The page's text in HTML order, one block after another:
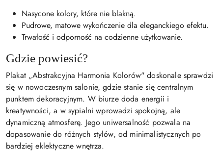
Nasycone kolory, które nie blakną.
Pudrowe, matowe wykończenie dla eleganckiego efektu.
Trwałość i odporność na codzienne użytkowanie.
Gdzie powiesić?
Plakat „Abstrakcyjna Harmonia Kolorów" doskonale sprawdzi
się w nowoczesnym salonie, gdzie stanie się centralnym
punktem dekoracyjnym. W biurze doda energii i
kreatywności, a w sypialni wprowadzi spokojną, ale
dynamiczną atmosferę. Jego uniwersalność pozwala na
dopasowanie do różnych stylów, od minimalistycznych po
bardziej eklektyczne wnętrza.